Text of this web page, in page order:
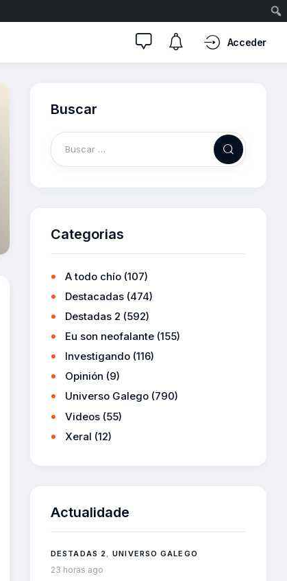
Acceder
Buscar
Categorias
A todo chío (107)
Destacadas (474)
Destadas 2 (592)
Eu son neofalante (155)
Investigando (116)
Opinión (9)
Universo Galego (790)
Videos (55)
Xeral (12)
Actualidade
DESTADAS 2 ,UNIVERSO GALEGO
23 horas ago